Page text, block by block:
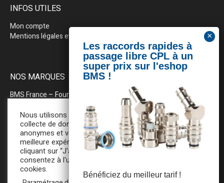
INFOS UTILES
Mon compte
Mentions légales et politique de confidentialité
NOS MARQUES
BMS France – Fournitures industrielles pour la plasturgie
BEWEPLAST– Machines & pérhiphériques
PRODOPTIM– Table d’entretien pour moules d’injection
Nous utilisons des cookies pour la
collecte de données statistiques
anonymes et vous assurer une
meilleure expérience de navigation. En
cliquant sur “J'accepte”, vous
consentez à l'utilisation de tous ces
cookies.
Bénéficiez du meilleur tarif !